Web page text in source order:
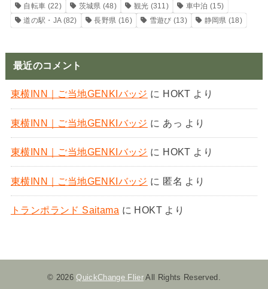
自転車 (22) 茨城県 (48) 観光 (311) 車中泊 (15)
道の駅・JA(82) 長野県 (16) 雪遊び (13) 静岡県 (18)
最近のコメント
東横INN｜ご当地GENKIバッジ に HOKT より
東横INN｜ご当地GENKIバッジ に あっ より
東横INN｜ご当地GENKIバッジ に HOKT より
東横INN｜ご当地GENKIバッジ に 匿名 より
トランポランド Saitama に HOKT より
© 2026QuickChange Flier All Rights Reserved.